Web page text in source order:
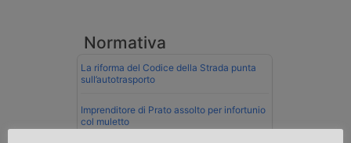
Normativa
La riforma del Codice della Strada punta
sull’autotrasporto
Imprenditore di Prato assolto per infortunio
col muletto